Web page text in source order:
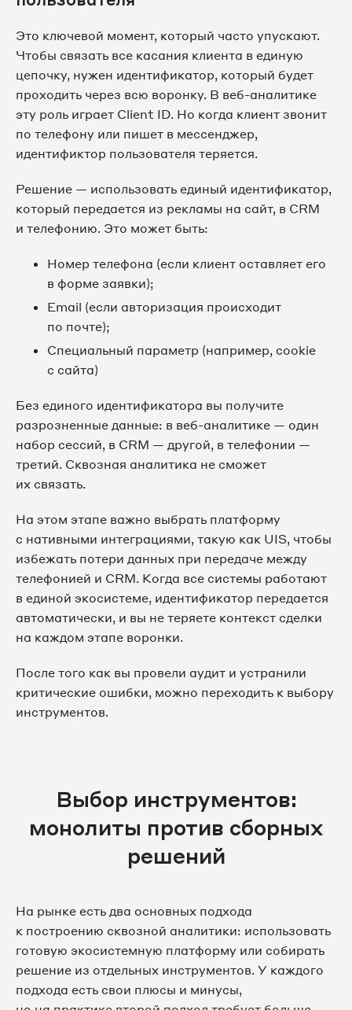
Это ключевой момент, который часто упускают.
Чтобы связать все касания клиента в единую
цепочку, нужен идентификатор, который будет
проходить через всю воронку. В веб-аналитике
эту роль играет Client ID. Но когда клиент звонит
по телефону или пишет в мессенджер,
идентификтор пользователя теряется.
Решение — использовать единый идентификатор,
который передается из рекламы на сайт, в CRM
и телефонию. Это может быть:
Номер телефона (если клиент оставляет его
в форме заявки);
Email (если авторизация происходит
по почте);
Специальный параметр (например, cookie
с сайта)
Без единого идентификатора вы получите
разрозненные данные: в веб-аналитике — один
набор сессий, в CRM — другой, в телефонии —
третий. Сквозная аналитика не сможет
их связать.
На этом этапе важно выбрать платформу
с нативными интеграциями, такую как UIS, чтобы
избежать потери данных при передаче между
телефонией и CRM. Когда все системы работают
в единой экосистеме, идентификатор передается
автоматически, и вы не теряете контекст сделки
на каждом этапе воронки.
После того как вы провели аудит и устранили
критические ошибки, можно переходить к выбору
инструментов.
Выбор инструментов:
монолиты против сборных
решений
На рынке есть два основных подхода
к построению сквозной аналитики: использовать
готовую экосистемную платформу или собирать
решение из отдельных инструментов. У каждого
подхода есть свои плюсы и минусы,